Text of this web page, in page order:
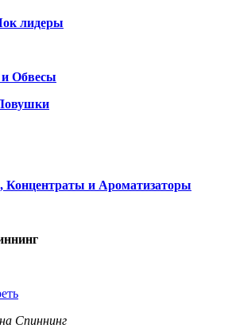
лидеры
Обвесы
и Ароматизаторы
Спиннинг